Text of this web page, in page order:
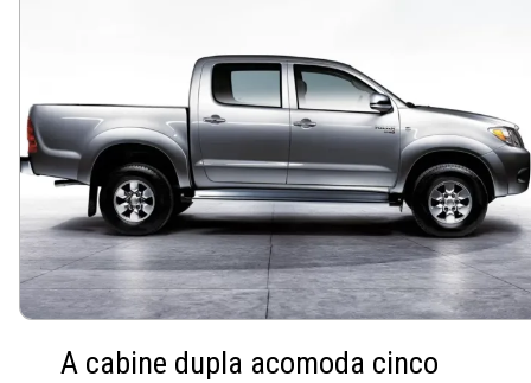
A cabine dupla acomoda cinco